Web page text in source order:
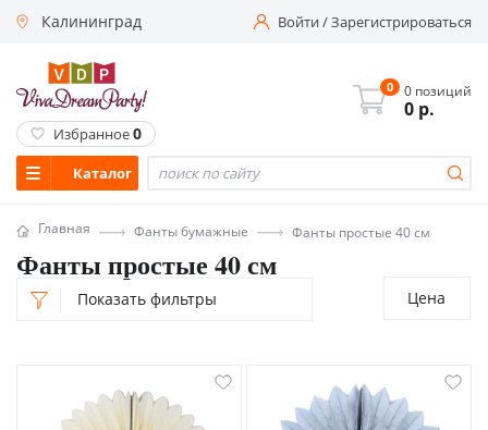
Калининград Войти/Зарегистрироваться
Каталог
0 0 позиций
0 р.
Избранное0
Главная Фанты бумажные Фанты простые 40 см
Фанты простые 40 см
Показать фильтры Цена